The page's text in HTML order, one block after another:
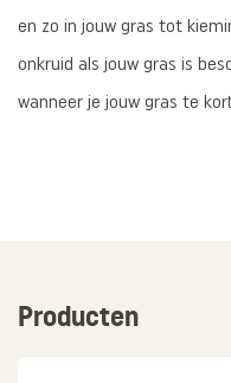
en zo in jouw gras tot
onkruid als jouw gras is
wanneer je jouw gras te
Producten